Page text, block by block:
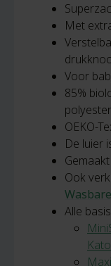
Met
Voor
85%
polyester
OEKO-
De luier
Ook
Alle